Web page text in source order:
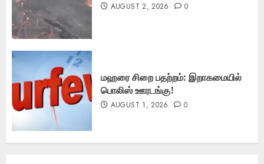
AUGUST 2, 2026 0
மஹரை சிறை பதற்றம்: இறாகமையில்
பொலிஸ் ஊரடங்கு!
AUGUST 1, 2026 0